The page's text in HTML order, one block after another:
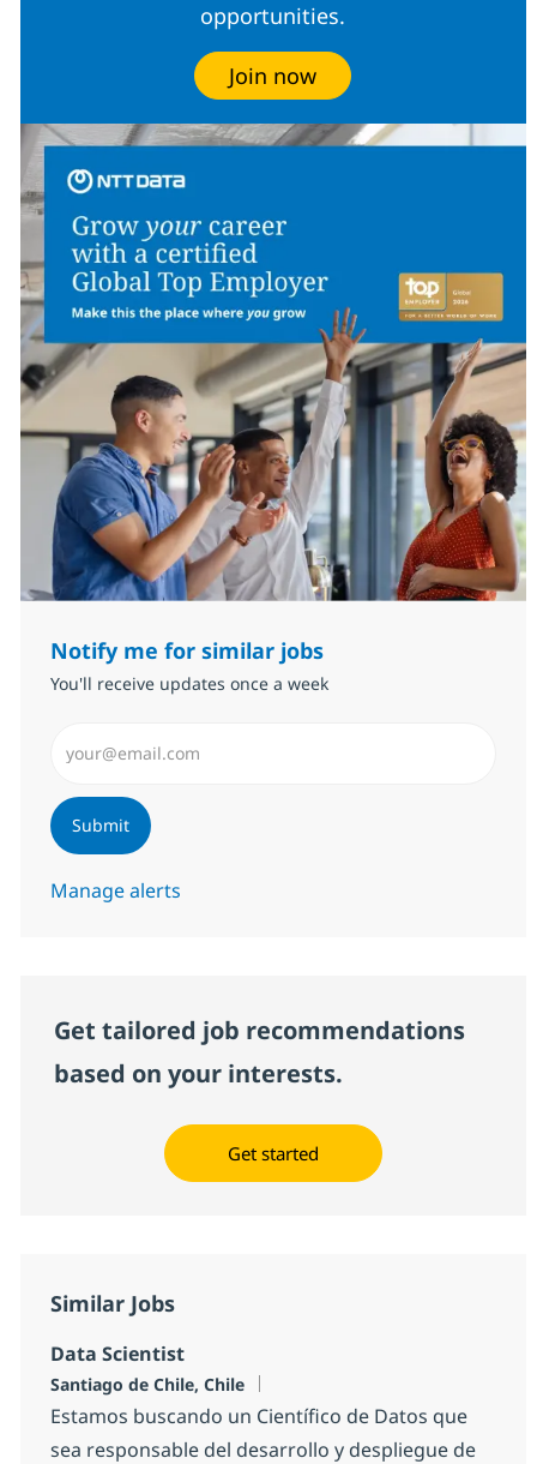
opportunities.
Join now
Notify me for similar jobs
You'll receive updates once a week
Submit
Manage alerts
Get tailored job recommendations
based on your interests.
Get started
Similar Jobs
Data Scientist
Location
Santiago de Chile, Chile
Estamos buscando un Científico de Datos que
sea responsable del desarrollo y despliegue de